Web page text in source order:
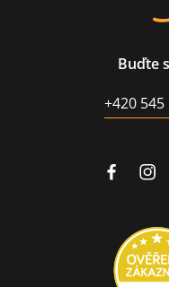
Buďte
+420 545